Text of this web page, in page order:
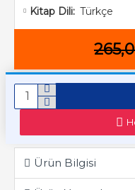
Kitap Dili: Türkçe
Ürün Bilgisi